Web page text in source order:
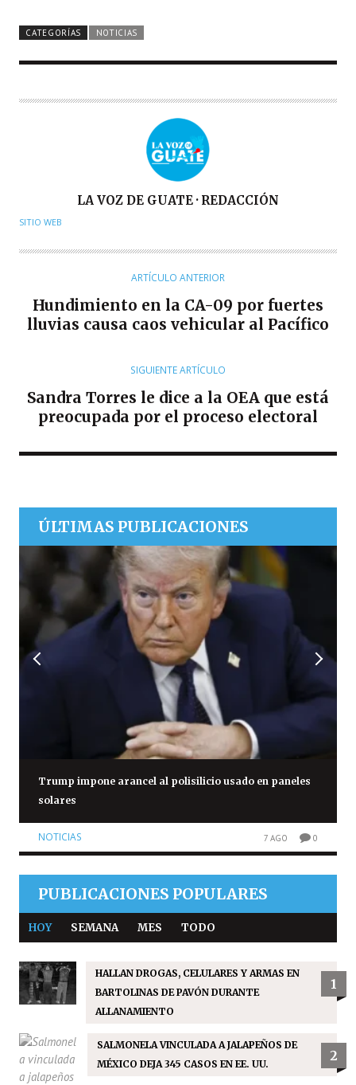
CATEGORÍAS NOTICIAS
U
O
LA VOZ DE GUATE · REDACCIÓN
SITIO WEB
ARTÍCULO ANTERIOR
Hundimiento en la CA-09 por fuertes
lluvias causa caos vehicular al Pacífico
SIGUIENTE ARTÍCULO
Sandra Torres le dice a la OEA que está
preocupada por el proceso electoral
ÚLTIMAS PUBLICACIONES
Trump impone arancel al polisilicio usado en paneles
solares
NOTICIAS 7 AGO 0
PUBLICACIONES POPULARES
HOY SEMANA MES TODO
HALLAN DROGAS, CELULARES Y ARMAS EN
BARTOLINAS DE PAVÓN DURANTE
ALLANAMIENTO
1
SALMONELA VINCULADA A JALAPEÑOS DE
MÉXICO DEJA 345 CASOS EN EE. UU.
2